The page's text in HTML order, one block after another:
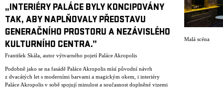
„INTERIÉRY PALÁCE BYLY KONCIPOVÁNY
TAK, ABY NAPLŇOVALY PŘEDSTAVU
GENERAČNÍHO PROSTORU A NEZÁVISLÉHO
KULTURNÍHO CENTRA.”
František Skála, autor výtvarného pojetí Paláce Akropolis
Podobně jako se na fasádě Paláce Akropolis mísí původní návrh
z dvacátých let s moderními barvami a magickým okem, i interiéry
Paláce Akropolis v sobě spojují minulost a současnost doplněné vizemi
Malá scéna